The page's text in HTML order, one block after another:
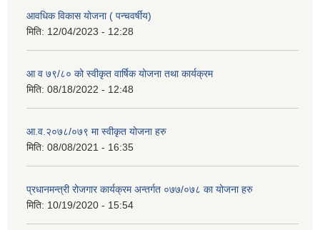
आवधिक विकास योजना ( पन्चवर्षीय)
मिति: 12/04/2023 - 12:28
आ व ७९/८० को स्वीकृत वार्षिक योजना तथा कार्यक्रम
मिति: 08/18/2022 - 12:48
आ.व.२०७८/०७९ मा स्वीकृत योजना हरु
मिति: 08/08/2021 - 16:35
प्रधानमन्त्री रोजगार कार्यक्रम अन्तर्गत ०७७/०७८ का योजना हरु
मिति: 10/19/2020 - 15:54